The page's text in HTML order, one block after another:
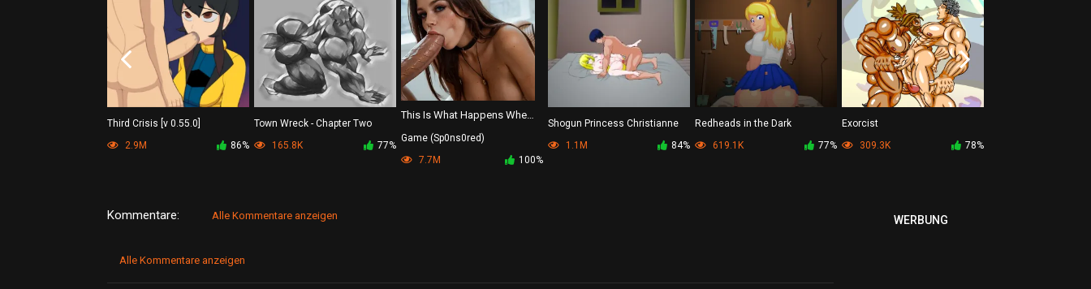
Third Crisis [v 0.55.0]
2.9M
86%
Town Wreck - Chapter Two
165.8K
77%
This Is What Happens When
Game (Sp0ns0red)
7.7M
100%
Shogun Princess Christianne
1.1M
84%
Redheads in the Dark
619.1K
77%
Exorcist
309.3K
78%
Kommentare: Alle Kommentare anzeigen
Alle Kommentare anzeigen
WERBUNG